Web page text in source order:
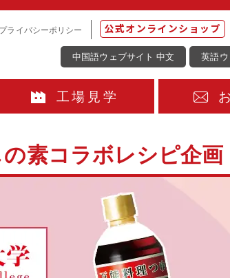
プライバシーポリシー
中国語ウェブサイト 中文 英語
工場見学
素コラボレシピ企画